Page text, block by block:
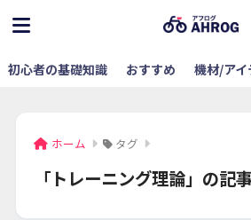
初心者の基礎知識 おすすめ 機材/アイ
ホーム タグ
「トレーニング理論」の記